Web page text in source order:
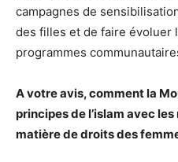
campagnes de
des filles et de faire évoluer
programmes
A votre avis, comment la
principes de l’islam avec
matière de droits des